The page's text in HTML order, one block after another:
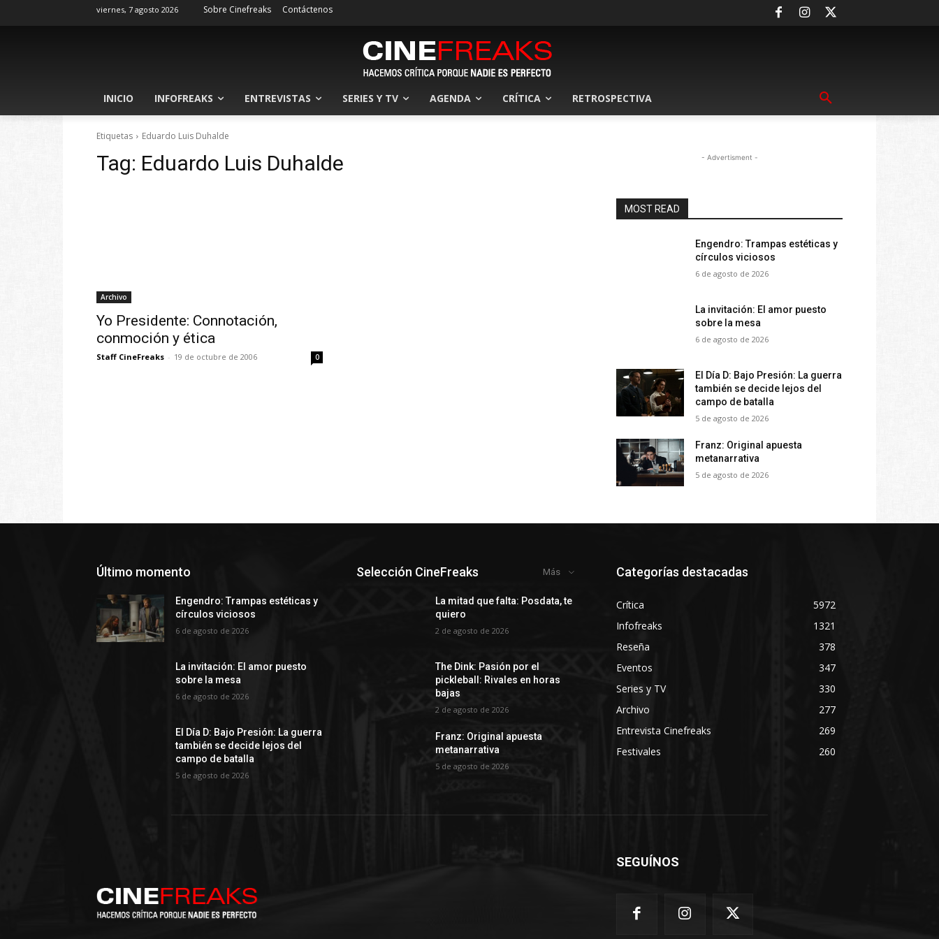
viernes, 7 agosto 2026 Sobre Cinefreaks Contáctenos
INICIO INFOFREAKS ENTREVISTAS SERIES Y TV AGENDA CRÍTICA RETROSPECTIVA
Etiquetas Eduardo Luis Duhalde
Tag: Eduardo Luis Duhalde
Archivo
Yo Presidente: Connotación,
conmoción y ética
Staff CineFreaks - 19 de octubre de 2006 0
- Advertisment -
MOST READ
Engendro: Trampas estéticas y
círculos viciosos
6 de agosto de 2026
La invitación: El amor puesto
sobre la mesa
6 de agosto de 2026
El Día D: Bajo Presión: La guerra
también se decide lejos del
campo de batalla
5 de agosto de 2026
Franz: Original apuesta
metanarrativa
5 de agosto de 2026
Último momento
Engendro: Trampas estéticas y
círculos viciosos
6 de agosto de 2026
La invitación: El amor puesto
sobre la mesa
6 de agosto de 2026
El Día D: Bajo Presión: La guerra
también se decide lejos del
campo de batalla
5 de agosto de 2026
Selección CineFreaks Más
La mitad que falta: Posdata, te
quiero
2 de agosto de 2026
The Dink: Pasión por el
pickleball: Rivales en horas
bajas
2 de agosto de 2026
Franz: Original apuesta
metanarrativa
5 de agosto de 2026
Categorías destacadas
Crítica
5972
Infofreaks
1321
Reseña
378
Eventos
347
Series y TV
330
Archivo
277
Entrevista Cinefreaks
269
Festivales
260
SEGUÍNOS